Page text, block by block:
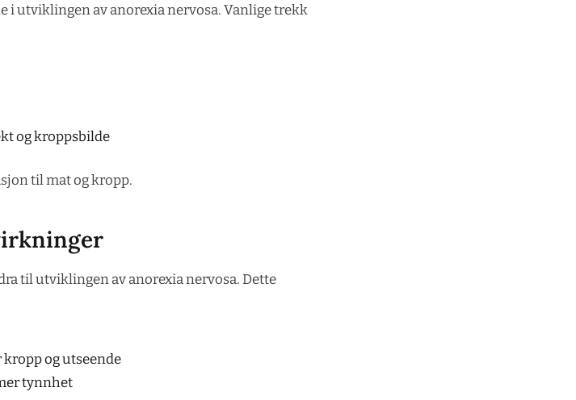
i utviklingen av anorexia nervosa. Vanlige trekk
og kroppsbilde
til mat og kropp.
til utviklingen av anorexia nervosa. Dette
kropp og utseende
tynnhet